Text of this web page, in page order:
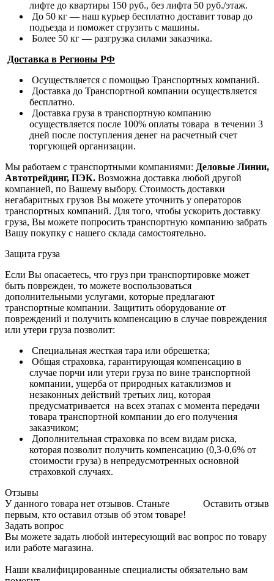
лифте до квартиры 150 руб., без лифта 50 руб./этаж.
До 50 кг — наш курьер бесплатно доставит товар до
подъезда и поможет сгрузить с машины.
Более 50 кг — разгрузка силами заказчика.
Доставка в Регионы РФ
Осуществляется с помощью Транспортных компаний.
Доставка до Транспортной компании осуществляется
бесплатно.
Доставка груза в транспортную компанию
осуществляется после 100% оплаты товара в течении 3
дней после поступления денег на расчетный счет
торгующей организации.
Мы работаем с транспортными компаниями: Деловые Линии,
Автотрейдинг, ПЭК. Возможна доставка любой другой
компанией, по Вашему выбору. Стоимость доставки
негабаритных грузов Вы можете уточнить у операторов
транспортных компаний. Для того, чтобы ускорить доставку
груза, Вы можете попросить транспортную компанию забрать
Вашу покупку с нашего склада самостоятельно.
Защита груза
Если Вы опасаетесь, что груз при транспортировке может
быть поврежден, то можете воспользоваться
дополнительными услугами, которые предлагают
транспортные компании. Защитить оборудование от
повреждений и получить компенсацию в случае повреждения
или утери груза позволит:
Специальная жесткая тара или обрешетка;
Общая страховка, гарантирующая компенсацию в
случае порчи или утери груза по вине транспортной
компании, ущерба от природных катаклизмов и
незаконных действий третьих лиц, которая
предусматривается на всех этапах с момента передачи
товара транспортной компании до его получения
заказчиком;
Дополнительная страховка по всем видам риска,
которая позволит получить компенсацию (0,3-0,6% от
стоимости груза) в непредусмотренных основной
страховкой случаях.
Отзывы
Оставить отзыв
У данного товара нет отзывов. Станьте
первым, кто оставил отзыв об этом товаре!
Задать вопрос
Вы можете задать любой интересующий вас вопрос по товару
или работе магазина.
Наши квалифицированные специалисты обязательно вам